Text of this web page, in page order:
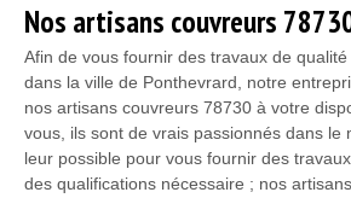
Nos artisans couvreurs
Afin de vous fournir des travaux de
dans la ville de Ponthevrard, notre
nos artisans couvreurs 78730 à votre
vous, ils sont de vrais passionnés dans le
leur possible pour vous fournir des
des qualifications nécessaire ; nos